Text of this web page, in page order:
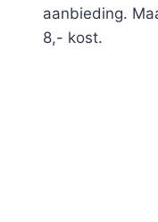
aanbieding.
8,- kost.